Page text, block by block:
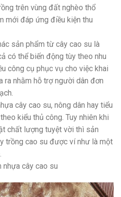
trên vùng đất nghèo thổ
mới đáp ứng điều kiện thu
sản phẩm từ cây cao su là
có thể biến động tùy theo nhu
công cụ phục vụ cho việc khai
nhằm hỗ trợ người dân đơn
cây cao su, nông dân hay tiểu
kiểu thủ công. Tuy nhiên khi
chất lượng tuyệt vời thì sản
trồng cao su được ví như là một
nhựa cây cao su